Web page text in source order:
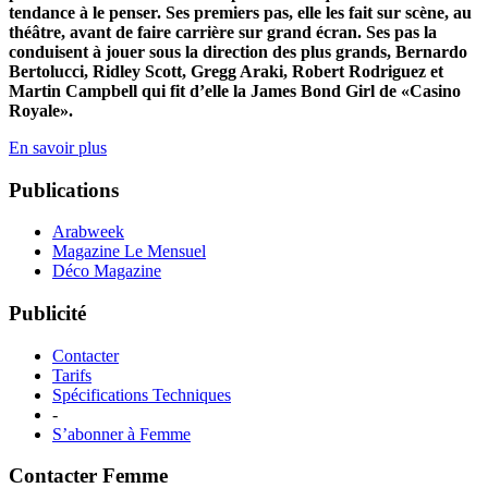
tendance à le penser. Ses premiers pas, elle les fait sur scène, au
théâtre, avant de faire carrière sur grand écran. Ses pas la
conduisent à jouer sous la direction des plus grands, Bernardo
Bertolucci, Ridley Scott, Gregg Araki, Robert Rodriguez et
Martin Campbell qui fit d’elle la James Bond Girl de «Casino
Royale».
En savoir plus
Publications
Arabweek
Magazine Le Mensuel
Déco Magazine
Publicité
Contacter
Tarifs
Spécifications Techniques
-
S’abonner à Femme
Contacter Femme